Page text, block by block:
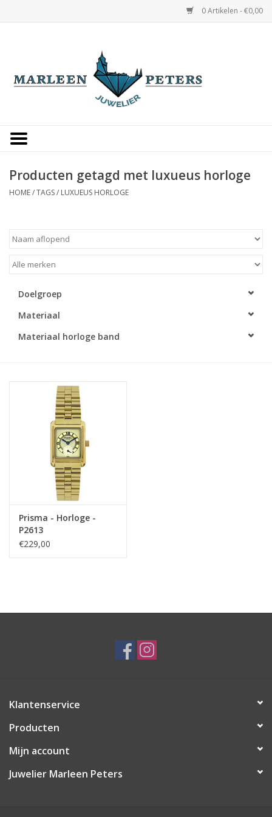
0 Artikelen - €0,00
Occasions
Overige
Merken
Cadeaukaarten
Producten getagd met luxueus horloge
HOME/TAGS/ LUXUEUS HORLOGE
Doelgroep
Materiaal
Materiaal horloge band
Prisma - Horloge -
P2613
€229,00
Klantenservice
Producten
Mijn account
Juwelier Marleen Peters